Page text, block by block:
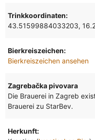
Trinkkoordinaten:
43.51599884033203,
Bierkreiszeichen:
Bierkreiszeichen ansehen
Zagrebačka pivovara
Die Brauerei in Zagreb
Brauerei zu StarBev.
Herkunft: